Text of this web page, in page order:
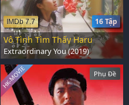
16 Tập
IMDb 7.7
Vô Tình Tìm Thấy Haru
Extraordinary You (2019)
Phụ Đề
HK-MOVIE